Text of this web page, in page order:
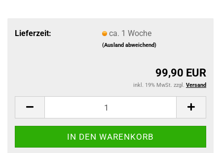
Lieferzeit: ca. 1 Woche
(Ausland abweichend)
99,90 EUR
inkl. 19% MwSt. zzgl. Versand